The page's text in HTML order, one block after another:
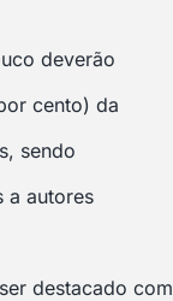
deverão
cento) da
sendo
a autores
destacado com